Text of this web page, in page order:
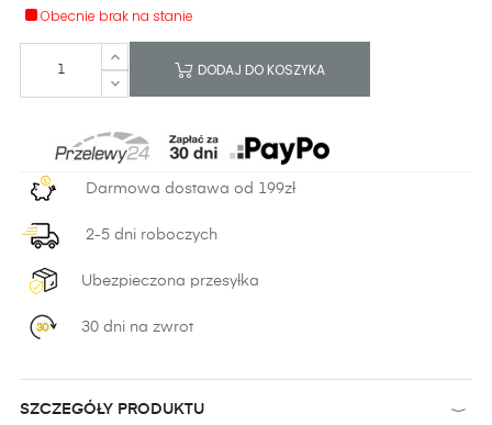
Obecnie brak na stanie
DODAJ DO KOSZYKA
Darmowa dostawa od 199zł
2-5 dni roboczych
Ubezpieczona przesyłka
30 dni na zwrot
SZCZEGÓŁY PRODUKTU